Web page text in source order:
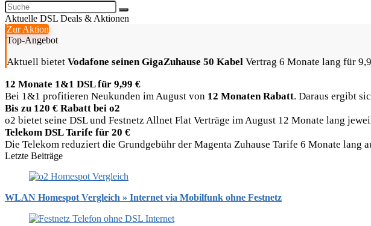
Aktuelle DSL Deals & Aktionen
Zur Aktion
Top-Angebot
Aktuell bietet Vodafone seinen GigaZuhause 50 Kabel Vertrag 6 Monate lang für
12 Monate 1&1 DSL für 9,99 €
Bei 1&1 profitieren Neukunden im August von 12 Monaten Rabatt. Daraus ergibt
Bis zu 120 € Rabatt bei o2
o2 bietet seine DSL und Festnetz Allnet Flat Verträge im August 12 Monate lang
Telekom DSL Tarife für 20 €
Die Telekom reduziert die Grundgebühr der Magenta Zuhause Tarife 6 Monate
Letzte Beiträge
WLAN Homespot Vergleich » Internet via Mobilfunk ohne Festnetz